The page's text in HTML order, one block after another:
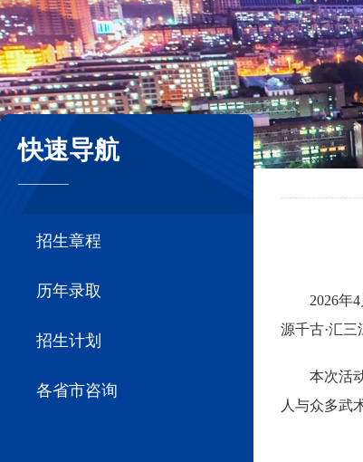
快速导航
————
招生章程
历年录取
招生计划
各省市咨询
2026年
源千古·汇
本次活
人与众多武